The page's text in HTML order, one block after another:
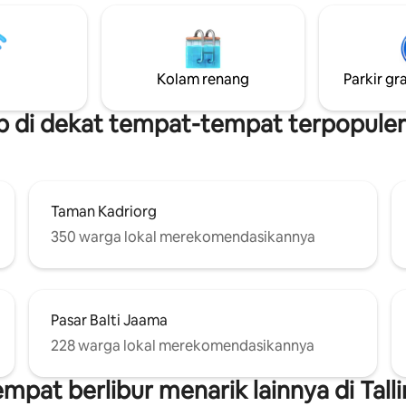
Kolam renang Parkir
di dekat tempat-tempat terpopuler
Taman Kadriorg
350 warga lokal merekomendasikannya
Pasar Balti Jaama
228 warga lokal merekomendasikannya
berlibur menarik lainnya di